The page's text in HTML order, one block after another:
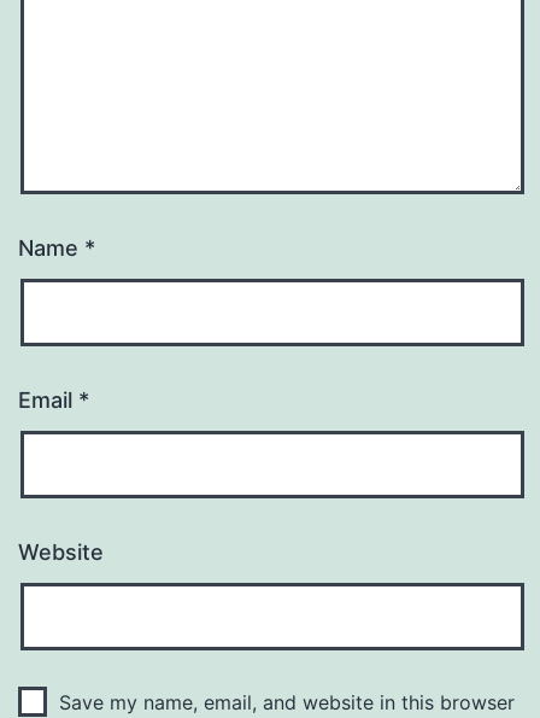
Name *
Email *
Website
Save my name, email, and website in this browser